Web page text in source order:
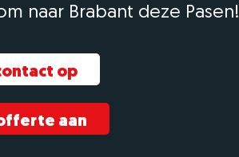
naar Brabant deze Pasen!
op
aan